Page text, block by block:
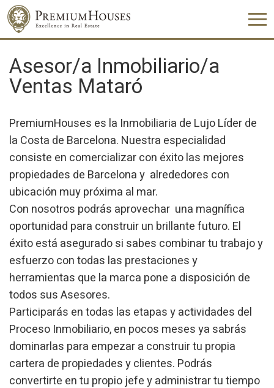
Asesor/a Inmobiliario/a
Ventas Mataró
PremiumHouses es la Inmobiliaria de Lujo Líder de
la Costa de Barcelona. Nuestra especialidad
consiste en comercializar con éxito las mejores
propiedades de Barcelona y alrededores con
ubicación muy próxima al mar.
Con nosotros podrás aprovechar una magnífica
oportunidad para construir un brillante futuro. El
éxito está asegurado si sabes combinar tu trabajo y
esfuerzo con todas las prestaciones y
herramientas que la marca pone a disposición de
todos sus Asesores.
Participarás en todas las etapas y actividades del
Proceso Inmobiliario, en pocos meses ya sabrás
dominarlas para empezar a construir tu propia
cartera de propiedades y clientes. Podrás
convertirte en tu propio jefe y administrar tu tiempo